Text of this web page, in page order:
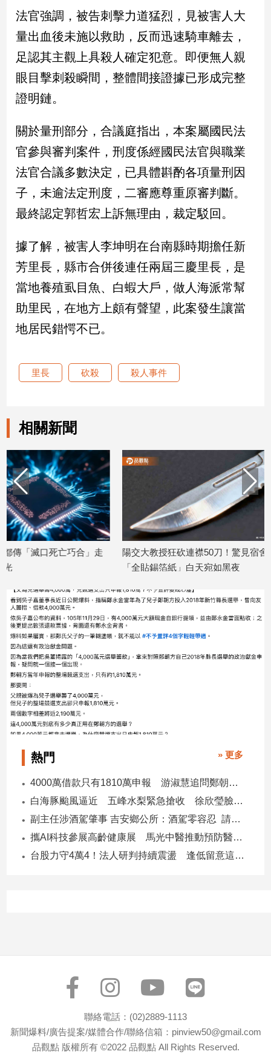
樂
娛
樂
聞
流
時
尚
追
星
生
築/
室
內
設
計
美
食
命
理
消
費
健
康/
親
子/
感
情
／
文
創
／
電
影
推
薦
科
技/
遊
物
Pet
影
投
法官強調，被告刺擊力道猛烈，見被害人大
量出血後未施以救助，反而迅速騎車離去，
足認其主觀上具殺人確定犯意。即便無人親
眼目擊刺殺瞬間，整體間接證據已形成完整
證明鏈。
關於量刑部分，合議庭指出，本案屬國民法
官參與審判案件，刑度係經國民法官與職業
法官合議多數決定，已具體斟酌各項量刑因
子，未逾法定刑度，二審應尊重原審判斷。
最終認定郭哲宏上訴無理由，裁定駁回。
據了解，被害人李坤明在台南縣時期擔任新
芳里長，縣市合併後連任兩屆三慶里長，是
當地養殖虱目魚、白蝦大戶，做人海派常幫
助里民，在地方上頗有聲望，此案發生讓當
地居民錯愕不已。
里長 砍殺 殺人事件
相關新聞
走
陽交大教授狂砍連襟50刀！驚見宿舍
「全貼錫箔紙」白天宛如黑夜
台中套房驚見
友後自盡
熱門 » 更多
4000萬借款只有1810萬申報 游淑慧追問鄭朝方：2190萬差額去哪了
白海豚颱風逼近 五峰水梨緊急搶收 徐欣瑩臉書急呼「搶救五峰水梨」
副主任涉酒駕肇事 吉安鄉公所：酒駕零容忍 請辭獲准
攜AI科技參展高齡健康展 馬光中醫推動預防醫學迎接長壽新經濟
台股力守4萬4！法人研判持續震盪 逢低留意這些族群
聯絡電話：(02)2889-1113
新聞爆料/廣告提案/媒體合作/聯絡信箱：pinview50@gmail.com
品觀點 版權所有 ©2022 品觀點 All Rights Reserved.